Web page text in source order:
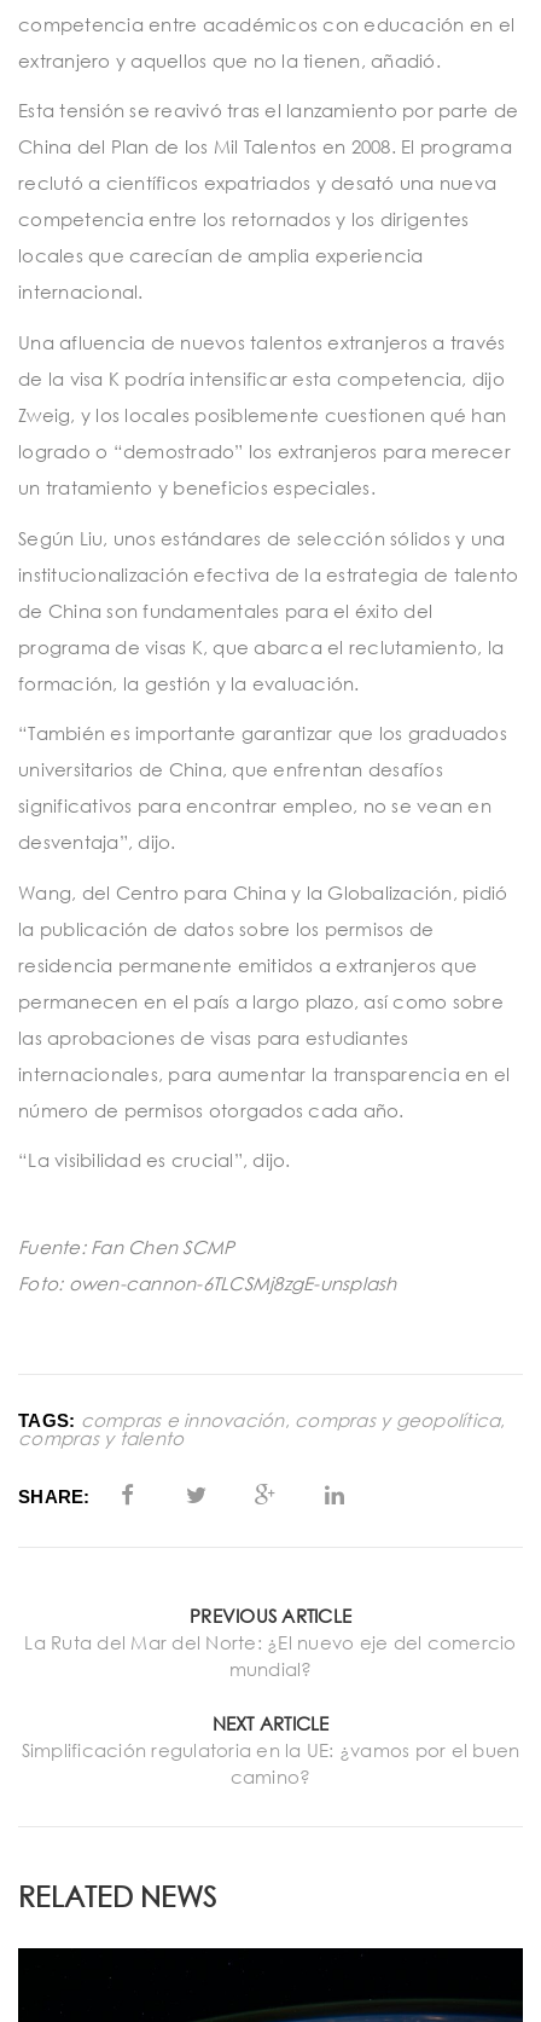
competencia entre académicos con educación en el
extranjero y aquellos que no la tienen, añadió.
Esta tensión se reavivó tras el lanzamiento por parte de
China del Plan de los Mil Talentos en 2008. El programa
reclutó a científicos expatriados y desató una nueva
competencia entre los retornados y los dirigentes
locales que carecían de amplia experiencia
internacional.
Una afluencia de nuevos talentos extranjeros a través
de la visa K podría intensificar esta competencia, dijo
Zweig, y los locales posiblemente cuestionen qué han
logrado o “demostrado” los extranjeros para merecer
un tratamiento y beneficios especiales.
Según Liu, unos estándares de selección sólidos y una
institucionalización efectiva de la estrategia de talento
de China son fundamentales para el éxito del
programa de visas K, que abarca el reclutamiento, la
formación, la gestión y la evaluación.
“También es importante garantizar que los graduados
universitarios de China, que enfrentan desafíos
significativos para encontrar empleo, no se vean en
desventaja”, dijo.
Wang, del Centro para China y la Globalización, pidió
la publicación de datos sobre los permisos de
residencia permanente emitidos a extranjeros que
permanecen en el país a largo plazo, así como sobre
las aprobaciones de visas para estudiantes
internacionales, para aumentar la transparencia en el
número de permisos otorgados cada año.
“La visibilidad es crucial”, dijo.
Fuente: Fan Chen SCMP
Foto: owen-cannon-6TLCSMj8zgE-unsplash
TAGS: compras e innovación, compras y geopolítica,
compras y talento
SHARE:
PREVIOUS ARTICLE
La Ruta del Mar del Norte: ¿El nuevo eje del comercio
mundial?
NEXT ARTICLE
Simplificación regulatoria en la UE: ¿vamos por el buen
camino?
RELATED NEWS